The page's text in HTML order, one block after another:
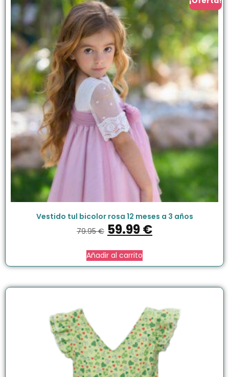
Vestido tul bicolor rosa 12 meses a 3 años
79.95€ 59.99€
Añadir al carrito